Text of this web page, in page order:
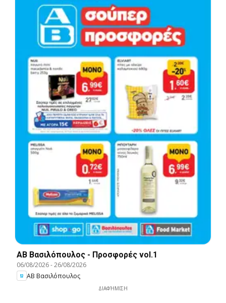
ΑΒ Βασιλόπουλος - Προσφορές vol.1
06/08/2026-26/08/2026
ΑΒ Βασιλόπουλος
ΔΙΑΦΉΜΙΣΗ